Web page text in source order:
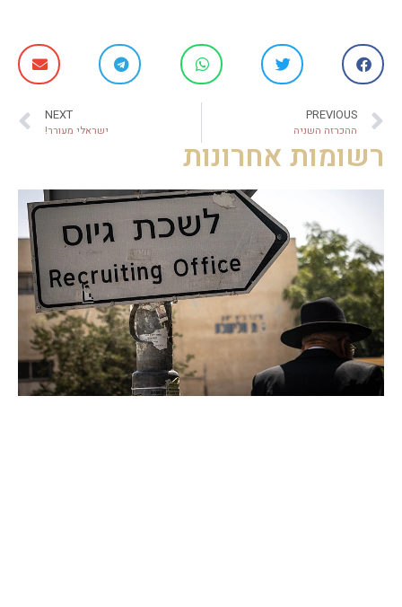
PREVIOUS
ההכרזה השניה
NEXT
ישראלי מעורר!
רשומות אחרונות